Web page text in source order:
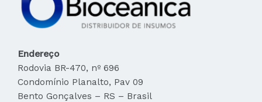
Endereço
Rodovia BR-470, nº 696
Condomínio Planalto, Pav 09
Bento Gonçalves – RS – Brasil